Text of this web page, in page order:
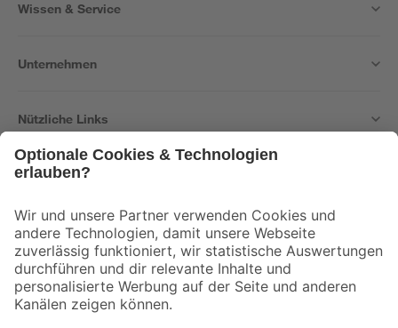
Wissen & Service
Unternehmen
Nützliche Links
Der toom Newsletter: Keine Angebote und Aktionen mehr verpassen!
Zur Newsletter Anmeldung
Folge uns